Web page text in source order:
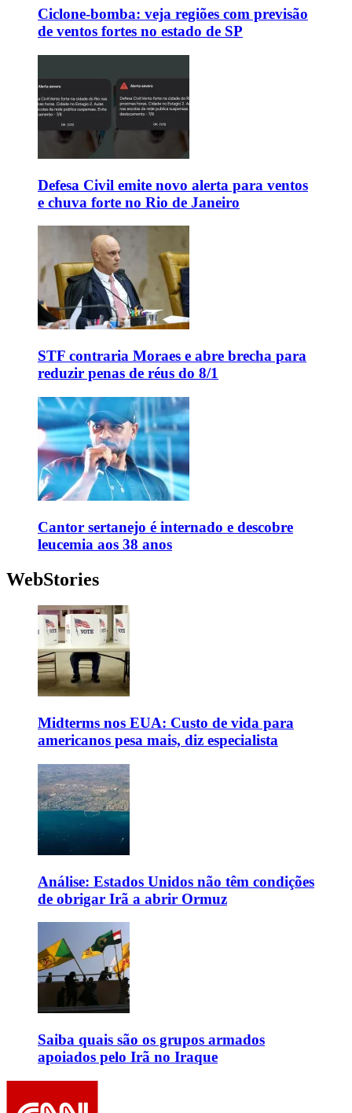
Ciclone-bomba: veja regiões com previsão
de ventos fortes no estado de SP
Defesa Civil emite novo alerta para ventos
e chuva forte no Rio de Janeiro
STF contraria Moraes e abre brecha para
reduzir penas de réus do 8/1
Cantor sertanejo é internado e descobre
leucemia aos 38 anos
WebStories
Midterms nos EUA: Custo de vida para
americanos pesa mais, diz especialista
Análise: Estados Unidos não têm condições
de obrigar Irã a abrir Ormuz
Saiba quais são os grupos armados
apoiados pelo Irã no Iraque